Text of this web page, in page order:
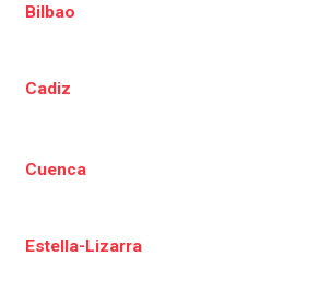
Bilbao
Cadiz
Cuenca
Estella-Lizarra